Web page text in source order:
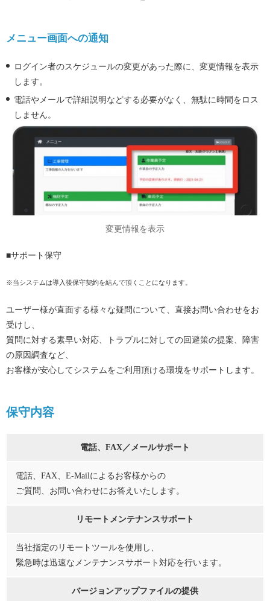
メニュー画面への通知
ログイン者のスケジュールの変更があった際に、変更情報を表示
します。
電話やメールで詳細説明などする必要がなく、無駄に時間をロス
しません。
変更情報を表示
■サポート保守
※当システムは導入後保守契約を結んで頂くことになります。
ユーザー様が直面する様々な疑問について、直接お問い合わせをお
受けし、
質問に対する素早い対応、トラブルに対しての回避策の提案、障害
の原因調査など、
お客様が安心してシステムをご利用頂ける環境をサポートします。
保守内容
電話、FAX／メールサポート
電話、FAX、E-Mailによるお客様からの
ご質問、お問い合わせにお答えいたします。
リモートメンテナンスサポート
当社指定のリモートツールを使用し、
緊急時は迅速なメンテナンスサポート対応を行います。
バージョンアップファイルの提供